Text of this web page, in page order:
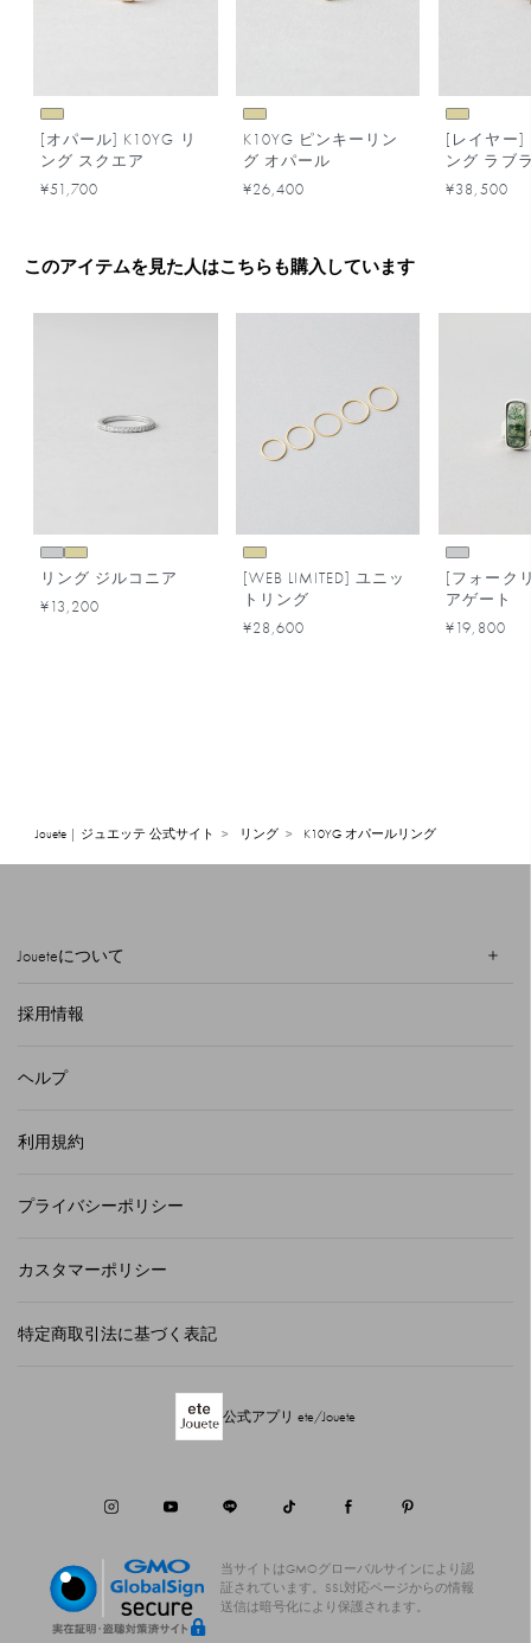
[オパール] K10YG リ
ング スクエア
¥51,700
K10YG ピンキーリン
グ オパール
¥26,400
[レイヤー]
ング ラブ
ト
¥38,500
このアイテムを見た人はこちらも購入しています
リング ジルコニア
¥13,200
[WEB LIMITED] ユニッ
トリング
¥28,600
[フォーク
アゲート
¥19,800
Jouete | ジュエッテ 公式サイト リング K10YG オパールリング
Joueteについて
採用情報
ヘルプ
利用規約
プライバシーポリシー
カスタマーポリシー
特定商取引法に基づく表記
公式アプリ ete/Jouete
当サイトはGMOグローバルサインにより認
証されています。
SSL対応ページからの情報
送信は暗号化により保護されます。